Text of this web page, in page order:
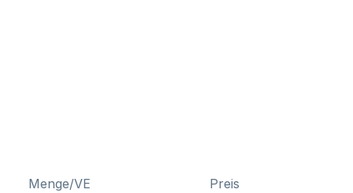
Menge/VE Preis